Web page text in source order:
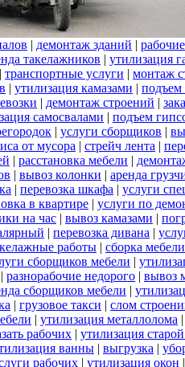
| демонтаж зданий |
такелажников | утилизация
| транспортные услуги | монтаж
| утилизация камазами | подъем
| демонтаж строений |
самосвалами | подъем
| услуги сборщиков |
от мусора | стрейч лента |
| расстановка мебели |
| вывоз колонки | аренда
| перевозка шкафа | услуги
в квартире | услуги по
на час | вывоз камазами |
| перевозка дивана |
работы | сборка мебели
сборщиков мебели |
| разнорабочие недорого | вывоз
сборщиков мебели |
| грузовое такси | слом
| утилизация металлолома
рабочих | утилизация
ванны | выгрузка |
рабочих | утилизация окон